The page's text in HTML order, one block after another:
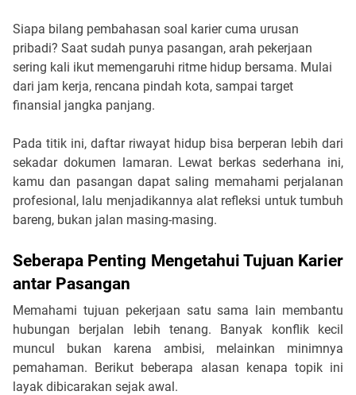
Siapa bilang pembahasan soal karier cuma urusan
pribadi? Saat sudah punya pasangan, arah pekerjaan
sering kali ikut memengaruhi ritme hidup bersama. Mulai
dari jam kerja, rencana pindah kota, sampai target
finansial jangka panjang.
Pada titik ini, daftar riwayat hidup bisa berperan lebih dari
sekadar dokumen lamaran. Lewat berkas sederhana ini,
kamu dan pasangan dapat saling memahami perjalanan
profesional, lalu menjadikannya alat refleksi untuk tumbuh
bareng, bukan jalan masing-masing.
Seberapa Penting Mengetahui Tujuan Karier
antar Pasangan
Memahami tujuan pekerjaan satu sama lain membantu
hubungan berjalan lebih tenang. Banyak konflik kecil
muncul bukan karena ambisi, melainkan minimnya
pemahaman. Berikut beberapa alasan kenapa topik ini
layak dibicarakan sejak awal.